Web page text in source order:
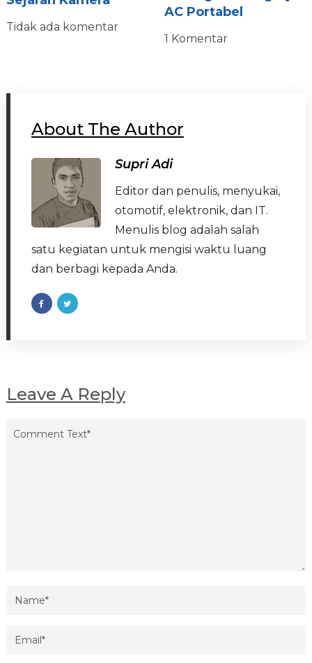
Tidak ada komentar
AC Portabel
1 Komentar
About The Author
Supri Adi
Editor dan penulis, menyukai,
otomotif, elektronik, dan IT.
Menulis blog adalah salah
satu kegiatan untuk mengisi waktu luang
dan berbagi kepada Anda.
Leave A Reply